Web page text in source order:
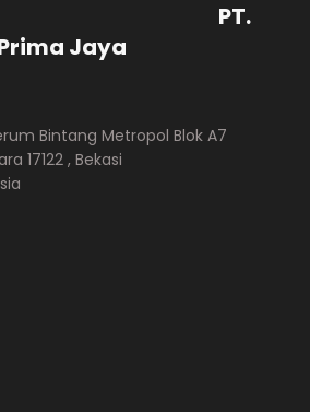
Jaya
Bintang Metropol Blok A7
17122 , Bekasi